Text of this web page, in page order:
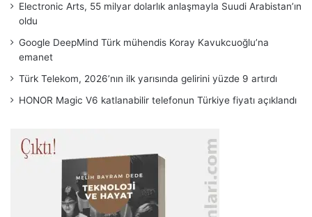
Electronic Arts, 55 milyar dolarlık anlaşmayla Suudi Arabistan’ın
oldu
Google DeepMind Türk mühendis Koray Kavukcuoğlu’na
emanet
Türk Telekom, 2026’nın ilk yarısında gelirini yüzde 9 artırdı
HONOR Magic V6 katlanabilir telefonun Türkiye fiyatı açıklandı